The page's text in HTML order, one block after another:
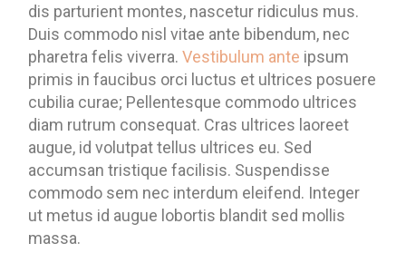
dis parturient montes, nascetur ridiculus mus.
Duis commodo nisl vitae ante bibendum, nec
pharetra felis viverra.Vestibulum ante ipsum
primis in faucibus orci luctus et ultrices posuere
cubilia curae; Pellentesque commodo ultrices
diam rutrum consequat. Cras ultrices laoreet
augue, id volutpat tellus ultrices eu. Sed
accumsan tristique facilisis. Suspendisse
commodo sem nec interdum eleifend. Integer
ut metus id augue lobortis blandit sed mollis
massa.